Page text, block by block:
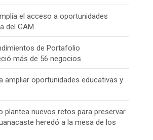
el acceso a oportunidades
del GAM
de Portafolio
más de 56 negocios
ampliar oportunidades educativas y
plantea nuevos retos para preservar
heredó a la mesa de los